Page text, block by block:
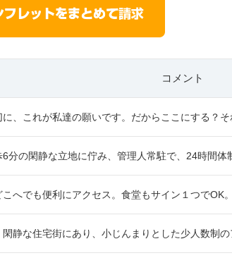
コメント
に、これが私達の願いです。だからここにする？そ
分の閑静な立地に佇み、管理人常駐で、24時間体
へでも便利にアクセス。食堂もサイン１つでOK
静な住宅街にあり、小じんまりとした少人数制の